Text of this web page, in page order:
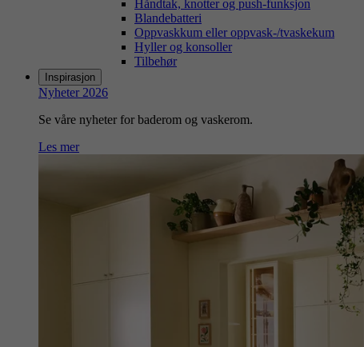
Håndtak, knotter og push-funksjon
Blandebatteri
Oppvaskkum eller oppvask-/tvaskekum
Hyller og konsoller
Tilbehør
Inspirasjon
Nyheter 2026
Se våre nyheter for baderom og vaskerom.
Les mer